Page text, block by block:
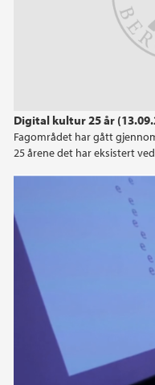
Digital kultur 25 år
Fagområdet har gått
25 årene det har eksistert